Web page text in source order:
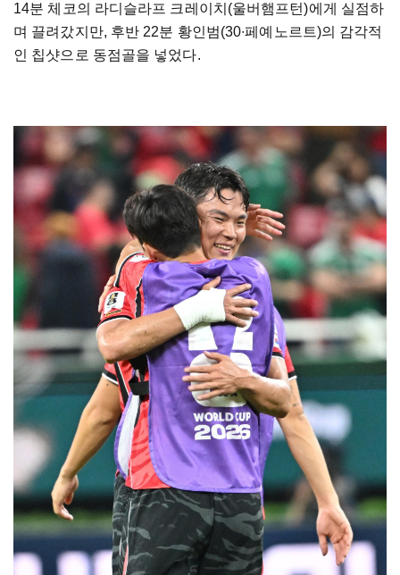
14분 체코의 라디슬라프 크레이치(울버햄프턴)에게 실점하
며 끌려갔지만, 후반 22분 황인범(30∙페예노르트)의 감각적
인 칩샷으로 동점골을 넣었다.